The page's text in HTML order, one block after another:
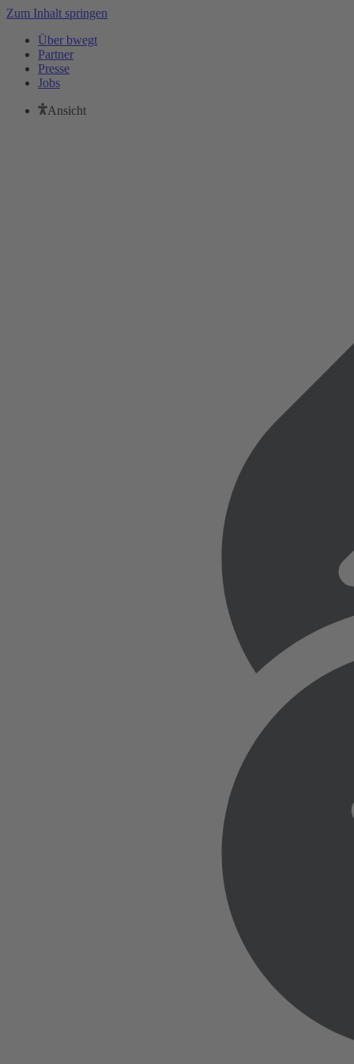
Zum Inhalt springen
Über bwegt
Partner
Presse
Jobs
Ansicht